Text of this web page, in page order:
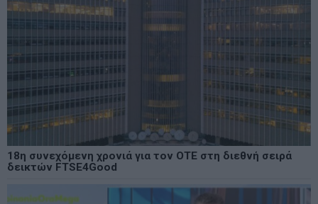
18η συνεχόμενη χρονιά για τον ΟΤΕ στη διεθνή σειρά
δεικτών FTSE4Good